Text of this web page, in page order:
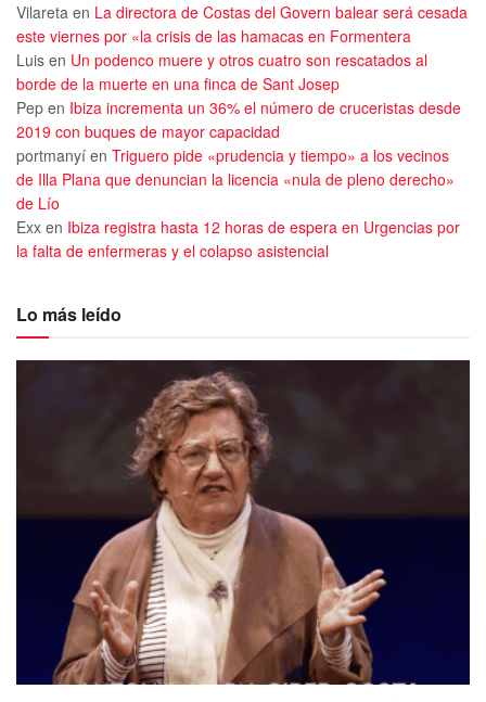
Vilareta en La directora de Costas del Govern balear será cesada
este viernes por «la crisis de las hamacas en Formentera
Luis en Un podenco muere y otros cuatro son rescatados al
borde de la muerte en una finca de Sant Josep
Pep en Ibiza incrementa un 36% el número de cruceristas desde
2019 con buques de mayor capacidad
portmanyí en Triguero pide «prudencia y tiempo» a los vecinos
de Illa Plana que denuncian la licencia «nula de pleno derecho»
de Lío
Exx en Ibiza registra hasta 12 horas de espera en Urgencias por
la falta de enfermeras y el colapso asistencial
Lo más leído